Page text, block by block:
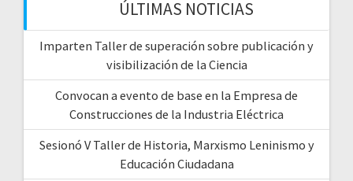
ÚLTIMAS NOTICIAS
Imparten Taller de superación sobre publicación y
visibilización de la Ciencia
Convocan a evento de base en la Empresa de
Construcciones de la Industria Eléctrica
Sesionó V Taller de Historia, Marxismo Leninismo y
Educación Ciudadana